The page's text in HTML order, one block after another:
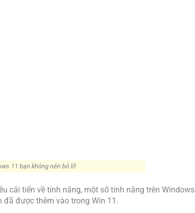
11 bạn không nên bỏ lỡ
cải tiến về tính năng, một số tính năng trên Windows
được thêm vào trong Win 11.